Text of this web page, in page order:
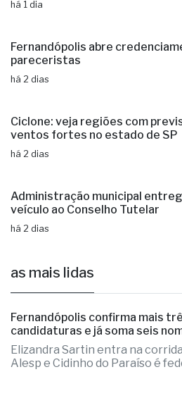
há 1 dia
Fernandópolis abre
pareceristas
há 2 dias
Ciclone: veja regiões com
ventos fortes no estado de SP
há 2 dias
Administração municipal
veículo ao Conselho Tutelar
há 2 dias
as mais lidas
Fernandópolis confirma mais
candidaturas e já soma seis
Elizandra Sartin entra na
Alesp e Cidinho do Paraíso é